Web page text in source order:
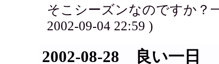
そこシーズンなのですか？
2002-09-04 22:59 )
2002-08-28 良い一日